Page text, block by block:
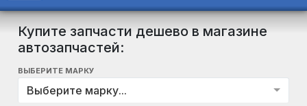
Купите запчасти дешево в магазине
автозапчастей:
ВЫБЕРИТЕ МАРКУ
Выберите марку...